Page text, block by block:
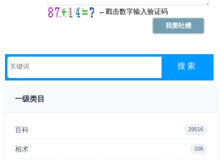
一级类目
百科 29516
相术 108